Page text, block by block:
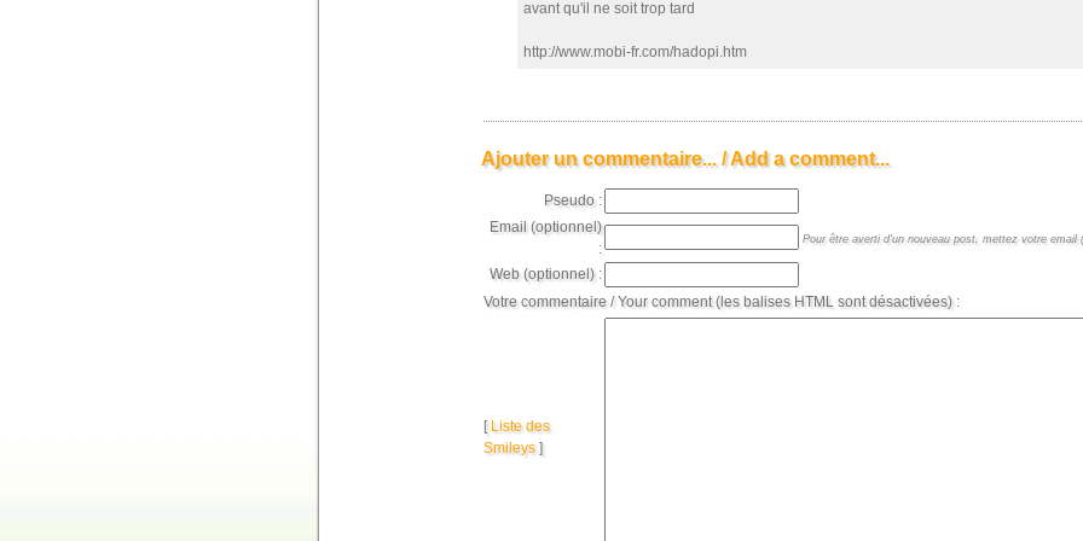
avant qu'il ne soit trop tard
http://www.mobi-fr.com/hadopi.htm
Ajouter un commentaire... / Add a comment...
Pseudo :
Email (optionnel)
:
Pour être averti d'un nouveau post, mettez votre email
Web (optionnel) :
Votre commentaire / Your comment (les balises HTML sont désactivées) :
[ Liste des
Smileys]